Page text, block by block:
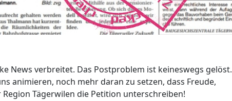
News verbreitet. Das Postproblem ist keineswegs gelöst.
animieren, noch mehr daran zu setzen, dass Freude,
Tägerwilen die Petition unterschreiben!